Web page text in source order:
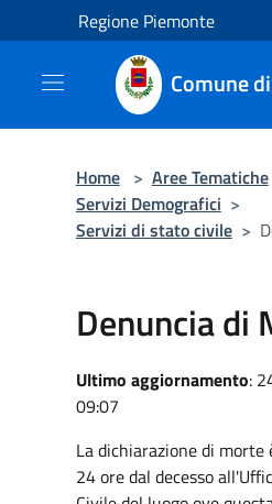
Salta al contenuto principale
Regione Piemonte
Comune
Home > Aree Tematiche
Servizi Demografici >
Servizi di stato civile >
Denuncia di
Ultimo aggiornamento:
09:07
La dichiarazione di
24 ore dal decesso